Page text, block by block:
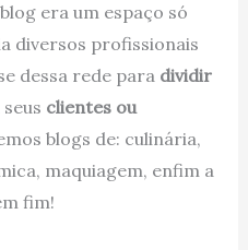
era um espaço só
diversos profissionais
dessa rede para dividir
clientes ou
blogs de: culinária,
maquiagem, enfim a
fim!